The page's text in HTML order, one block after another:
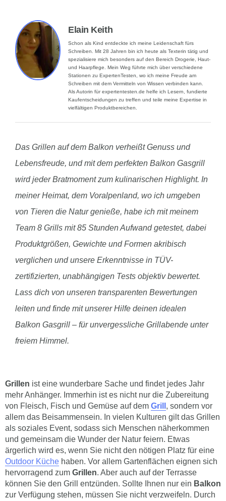
Elain Keith
Schon als Kind entdeckte ich meine Leidenschaft fürs
Schreiben. Mit 28 Jahren bin ich heute als Texterin tätig und
spezialisiere mich besonders auf den Bereich Drogerie, Haut-
und Haarpflege. Mein Weg führte mich über verschiedene
Stationen zu ExpertenTesten, wo ich meine Freude am
Schreiben mit dem Vermitteln von Wissen verbinden kann.
Als Autorin für expertentesten.de helfe ich Lesern, fundierte
Kaufentscheidungen zu treffen und teile meine Expertise in
vielfältigen Produktbereichen.
Das Grillen auf dem Balkon verheißt Genuss und
Lebensfreude, und mit dem perfekten Balkon Gasgrill
wird jeder Bratmoment zum kulinarischen Highlight. In
meiner Heimat, dem Voralpenland, wo ich umgeben
von Tieren die Natur genieße, habe ich mit meinem
Team 8 Grills mit 85 Stunden Aufwand getestet, dabei
Produktgrößen, Gewichte und Formen akribisch
verglichen und unsere Erkenntnisse in TÜV-
zertifizierten, unabhängigen Tests objektiv bewertet.
Lass dich von unseren transparenten Bewertungen
leiten und finde mit unserer Hilfe deinen idealen
Balkon Gasgrill – für unvergessliche Grillabende unter
freiem Himmel.
Grillen ist eine wunderbare Sache und findet jedes Jahr
mehr Anhänger. Immerhin ist es nicht nur die Zubereitung
von Fleisch, Fisch und Gemüse auf dem Grill , sondern vor
allem das Beisammensein. In vielen Kulturen gilt das Grillen
als soziales Event, sodass sich Menschen näherkommen
und gemeinsam die Wunder der Natur feiern. Etwas
ärgerlich wird es, wenn Sie nicht den nötigen Platz für eine
Outdoor Küche haben. Vor allem Gartenflächen eignen sich
hervorragend zum Grillen. Aber auch auf der Terrasse
können Sie den Grill entzünden. Sollte Ihnen nur ein Balkon
zur Verfügung stehen, müssen Sie nicht verzweifeln. Durch